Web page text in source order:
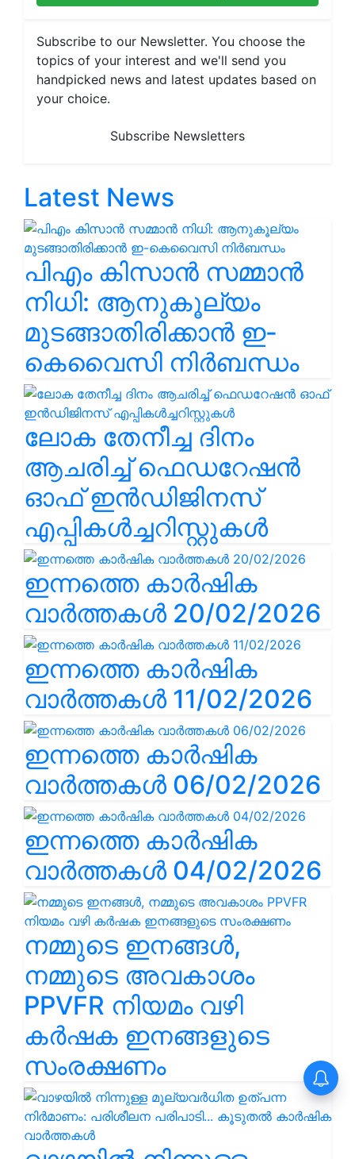
Subscribe to our Newsletter. You choose the
topics of your interest and we'll send you
handpicked news and latest updates based on
your choice.
Subscribe Newsletters
Latest News
പിഎം കിസാൻ സമ്മാൻ
നിധി: ആനുകൂല്യം
മുടങ്ങാതിരിക്കാൻ ഇ-
കെവൈസി നിർബന്ധം
ലോക തേനീച്ച ദിനം
ആചരിച്ച് ഫെഡറേഷൻ
ഓഫ് ഇൻഡിജിനസ്
എപ്പികൾച്ചറിസ്റ്റുകൾ
ഇന്നത്തെ കാർഷിക
വാർത്തകൾ 20/02/2026
ഇന്നത്തെ കാർഷിക
വാർത്തകൾ 11/02/2026
ഇന്നത്തെ കാർഷിക
വാർത്തകൾ 06/02/2026
ഇന്നത്തെ കാർഷിക
വാർത്തകൾ 04/02/2026
നമ്മുടെ ഇനങ്ങൾ,
നമ്മുടെ അവകാശം
PPVFR നിയമം വഴി
കർഷക ഇനങ്ങളുടെ
സംരക്ഷണം